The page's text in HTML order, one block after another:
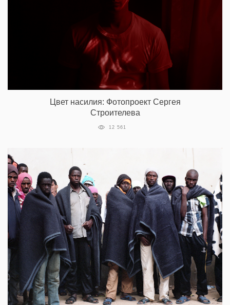
Цвет насилия: Фотопроект Сергея
Строителева
12 561